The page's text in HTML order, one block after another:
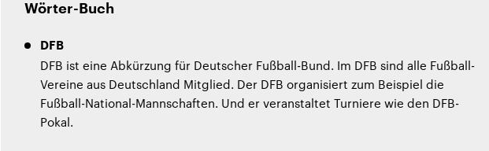
Wörter-Buch
DFB
DFB ist eine Abkürzung für Deutscher Fußball-Bund. Im DFB sind alle Fußball-
Vereine aus Deutschland Mitglied. Der DFB organisiert zum Beispiel die
Fußball-National-Mannschaften. Und er veranstaltet Turniere wie den DFB-
Pokal.